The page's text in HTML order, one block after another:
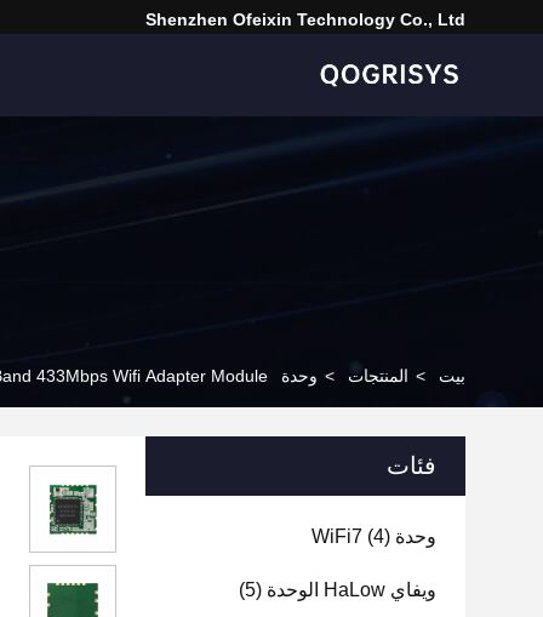
Shenzhen Ofeixin Technology Co., Ltd
بيت > المنتجات > وحدة WiFi BT 433Mbps Wifi Adapter Module
فئات
وحدة WiFi7 (4)
ويفاي HaLow الوحدة (5)